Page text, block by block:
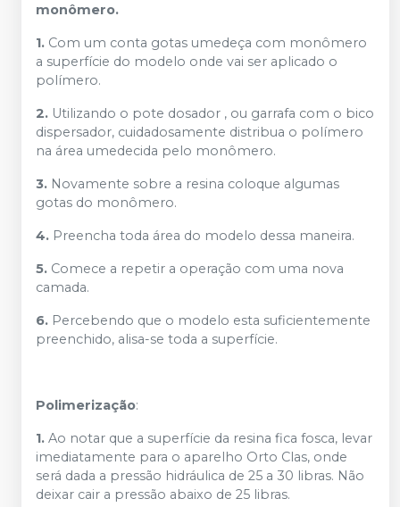
monômero.
1. Com um conta gotas umedeça com monômero
a superfície do modelo onde vai ser aplicado o
polímero.
2. Utilizando o pote dosador , ou garrafa com o bico
dispersador, cuidadosamente distribua o polímero
na área umedecida pelo monômero.
3. Novamente sobre a resina coloque algumas
gotas do monômero.
4. Preencha toda área do modelo dessa maneira.
5. Comece a repetir a operação com uma nova
camada.
6. Percebendo que o modelo esta suficientemente
preenchido, alisa-se toda a superfície.
Polimerização:
1. Ao notar que a superfície da resina fica fosca, levar
imediatamente para o aparelho Orto Clas, onde
será dada a pressão hidráulica de 25 a 30 libras. Não
deixar cair a pressão abaixo de 25 libras.